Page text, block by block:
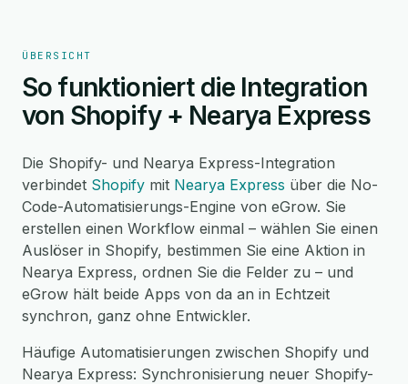
ÜBERSICHT
So funktioniert die Integration
von Shopify + Nearya Express
Die Shopify- und Nearya Express-Integration
verbindet Shopify mit Nearya Express über die No-
Code-Automatisierungs-Engine von eGrow. Sie
erstellen einen Workflow einmal – wählen Sie einen
Auslöser in Shopify, bestimmen Sie eine Aktion in
Nearya Express, ordnen Sie die Felder zu – und
eGrow hält beide Apps von da an in Echtzeit
synchron, ganz ohne Entwickler.
Häufige Automatisierungen zwischen Shopify und
Nearya Express: Synchronisierung neuer Shopify-